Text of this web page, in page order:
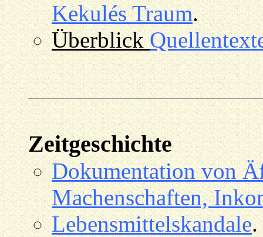
Kekulés Traum.
Überblick
Zeitgeschichte
Dokumentation von
Machenschaften,
Lebensmittelskandale.